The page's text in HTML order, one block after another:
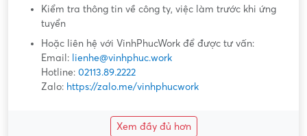
Kiểm tra thông tin về công ty, việc làm trước khi ứng
tuyển
Hoặc liên hệ với VinhPhucWork để được tư vấn:
Email: lienhe@vinhphuc.work
Hotline: 02113.89.2222
Zalo: https://zalo.me/vinhphucwork
Xem đầy đủ hơn